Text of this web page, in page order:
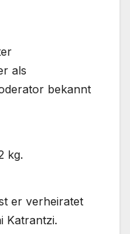
als
bekannt
kg.
er verheiratet
Katrantzi.